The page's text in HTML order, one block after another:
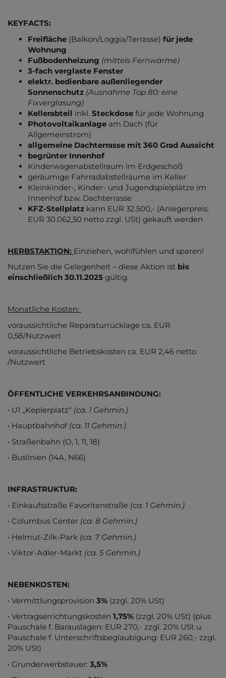
KEYFACTS:
Freifläche (Balkon/Loggia/Terrasse) für jede
Wohnung
Fußbodenheizung (mittels Fernwärme)
3-fach verglaste Fenster
elektr. bedienbare außenliegender
Sonnenschutz (Ausnahme Top 80: eine
Fixverglasung)
Kellerabteil inkl. Steckdose für jede Wohnung
Photovoltaikanlage am Dach (für
Allgemeinstrom)
allgemeine Dachterrasse mit 360 Grad Aussicht
begrünter Innenhof
Kinderwagenabstellraum im Erdgeschoß
geräumige Fahrradabstellräume im Keller
Kleinkinder-, Kinder- und Jugendspielplätze im
Innenhof bzw. Dachterrasse
KFZ-Stellplatz kann EUR 32.500,- (Anlegerpreis:
EUR 30.062,50 netto zzgl. USt) gekauft werden
HERBSTAKTION: Einziehen, wohlfühlen und sparen!
Nutzen Sie die Gelegenheit – diese Aktion ist bis
einschließlich 30.11.2025 gültig.
Monatliche Kosten:
voraussichtliche Reparaturrücklage ca. EUR
0,58/Nutzwert
voraussichtliche Betriebskosten ca. EUR 2,46 netto
/Nutzwert
ÖFFENTLICHE VERKEHRSANBINDUNG:
• U1 „Keplerplatz“ (ca. 1 Gehmin.)
• Hauptbahnhof (ca. 11 Gehmin.)
• Straßenbahn (O, 1, 11, 18)
• Buslinien (14A, N66)
INFRASTRUKTUR:
• Einkaufsstraße Favoritenstraße (ca. 1 Gehmin.)
• Columbus Center (ca. 8 Gehmin.)
• Helmut-Zilk-Park (ca. 7 Gehmin.)
• Viktor-Adler-Markt (ca. 5 Gehmin.)
NEBENKOSTEN:
• Vermittlungsprovision 3% (zzgl. 20% USt)
• Vertragserrichtungskosten 1,75% (zzgl. 20% USt) (plus
Pauschale f. Barauslagen: EUR 270,- zzgl. 20% USt u.
Pauschale f. Unterschriftsbeglaubigung: EUR 260,- zzgl.
20% USt)
• Grunderwerbsteuer: 3,5%